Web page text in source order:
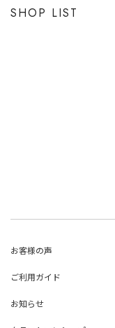
SHOP LIST
お客様の声
ご利用ガイド
お知らせ